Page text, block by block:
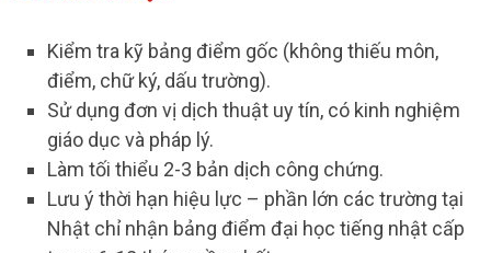
Kiểm tra kỹ bảng điểm gốc (không thiếu môn,
điểm, chữ ký, dấu trường).
Sử dụng đơn vị dịch thuật uy tín, có kinh nghiệm
giáo dục và pháp lý.
Làm tối thiểu 2-3 bản dịch công chứng.
Lưu ý thời hạn hiệu lực – phần lớn các trường tại
Nhật chỉ nhận bảng điểm đại học tiếng nhật cấp